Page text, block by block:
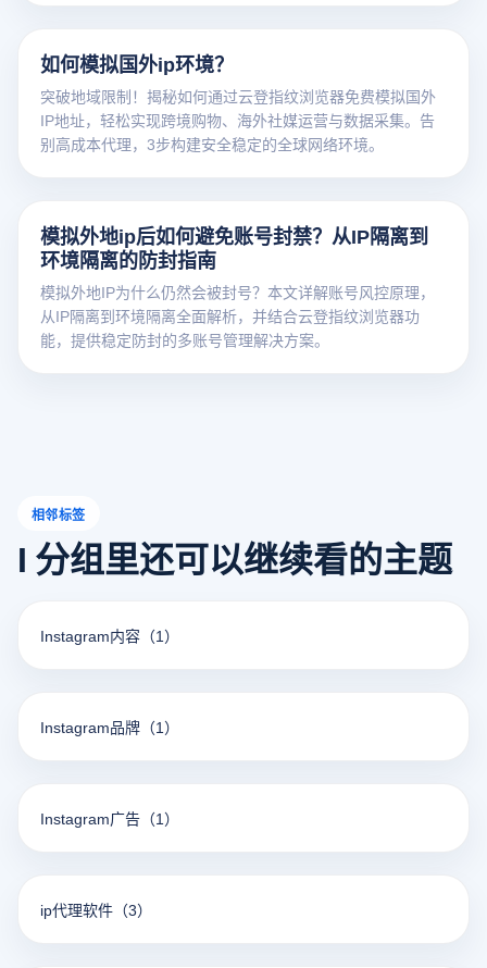
如何模拟国外ip环境？
突破地域限制！揭秘如何通过云登指纹浏览器免费模拟国外
IP地址，轻松实现跨境购物、海外社媒运营与数据采集。告
别高成本代理，3步构建安全稳定的全球网络环境。
模拟外地ip后如何避免账号封禁？从IP隔离到
环境隔离的防封指南
模拟外地IP为什么仍然会被封号？本文详解账号风控原理，
从IP隔离到环境隔离全面解析，并结合云登指纹浏览器功
能，提供稳定防封的多账号管理解决方案。
相邻标签
I 分组里还可以继续看的主题
Instagram内容 （1）
Instagram品牌 （1）
Instagram广告 （1）
ip代理软件 （3）